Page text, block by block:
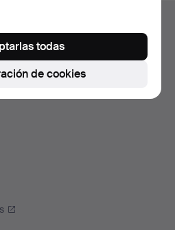
al cliente
de cookies
todas